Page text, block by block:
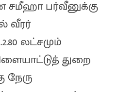
பர்வீனுக்கு
வீரர்
லட்சமும்
துறை
நேரு